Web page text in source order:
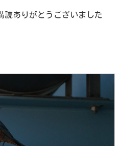
読ありがとうございました